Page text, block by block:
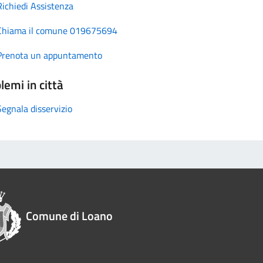
Assistenza
il comune 019675694
un appuntamento
in città
disservizio
Comune di Loano